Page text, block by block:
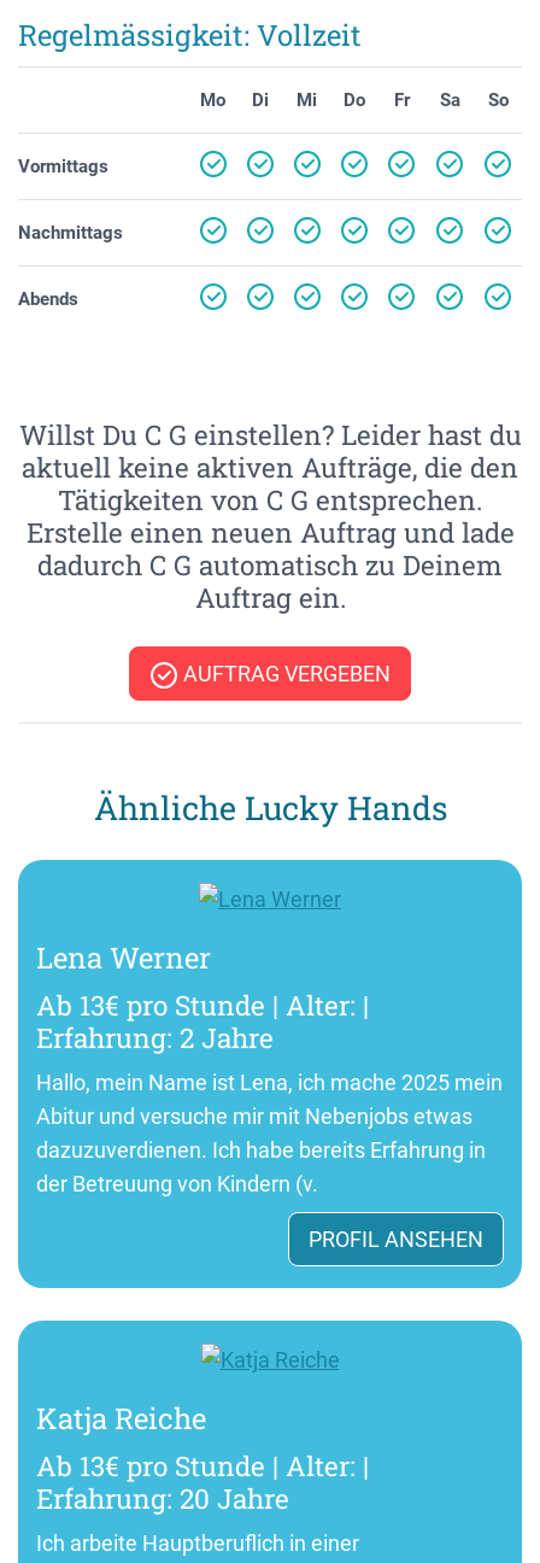
Regelmässigkeit: Vollzeit
Mo Di Mi Do Fr Sa So
Vormittags
Nachmittags
Abends
Willst Du C G einstellen? Leider hast du
aktuell keine aktiven Aufträge, die den
Tätigkeiten von C G entsprechen.
Erstelle einen neuen Auftrag und lade
dadurch C G automatisch zu Deinem
Auftrag ein.
AUFTRAG VERGEBEN
Ähnliche Lucky Hands
Lena Werner
Ab 13€ pro Stunde | Alter: |
Erfahrung: 2 Jahre
Hallo, mein Name ist Lena, ich mache 2025 mein
Abitur und versuche mir mit Nebenjobs etwas
dazuzuverdienen. Ich habe bereits Erfahrung in
der Betreuung von Kindern (v.
PROFIL ANSEHEN
Katja Reiche
Ab 13€ pro Stunde | Alter: |
Erfahrung: 20 Jahre
Ich arbeite Hauptberuflich in einer